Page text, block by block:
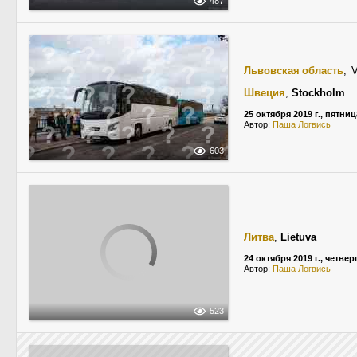
603
Львовская область,
Швеция, Stockholm
25 октября 2019 г.,
Автор: Паша Логвись
523
Литва, Lietuva
24 октября 2019 г.,
Автор: Паша Логвись